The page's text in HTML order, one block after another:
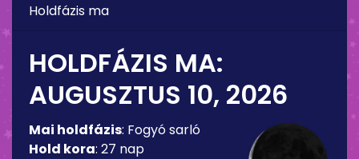
Holdfázis ma
HOLDFÁZIS MA:
AUGUSZTUS 10, 2026
Mai holdfázis: Fogyó sarló
Hold kora: 27 nap